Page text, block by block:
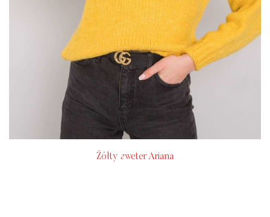
Żółty sweter Ariana